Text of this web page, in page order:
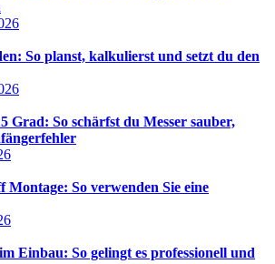
So planst, kalkulierst und setzt du den
Grad: So schärfst du Messer sauber,
So verwenden Sie eine
Einbau: So gelingt es professionell und